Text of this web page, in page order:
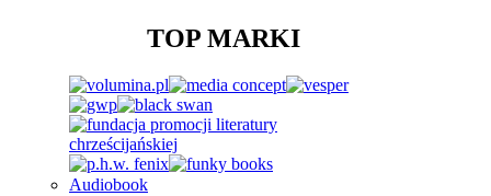
TOP MARKI
Audiobook